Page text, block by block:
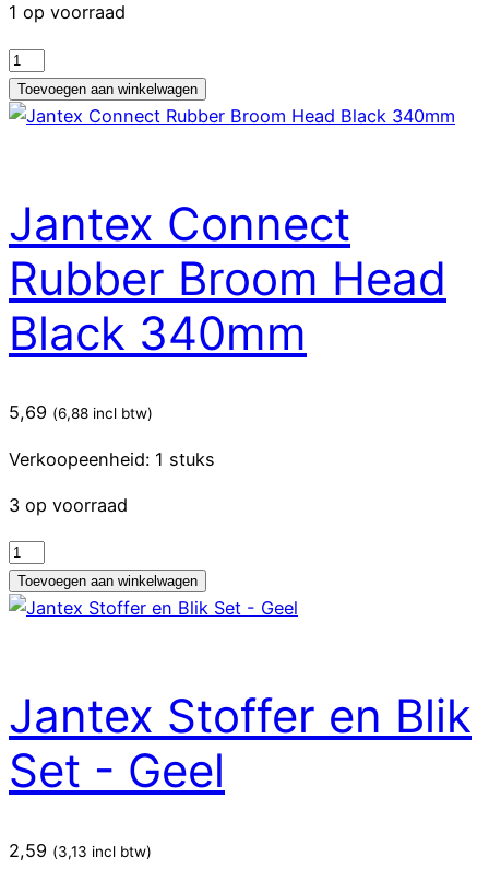
1 op voorraad
Jantex
Connect
klem
mopkop
rood
aantal
Toevoegen aan winkelwagen
Jantex Connect
Rubber Broom Head
Black 340mm
5,69 (6,88 incl btw)
Verkoopeenheid: 1 stuks
3 op voorraad
Jantex
Connect
Rubber
340mm
aantal
Toevoegen aan winkelwagen
Jantex Stoffer en Blik
Set - Geel
2,59 (3,13 incl btw)